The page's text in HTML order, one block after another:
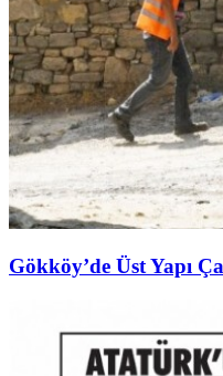
Gökköy’de Üst Yapı